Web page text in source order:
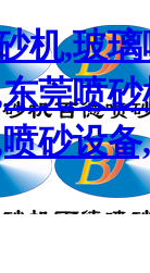
机,玻
莞喷
砂设